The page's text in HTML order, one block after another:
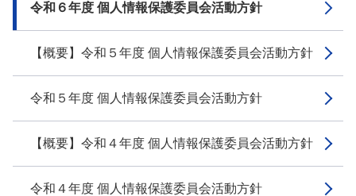
令和６年度 個人情報保護委員会活動方針
【概要】令和５年度 個人情報保護委員会活動方針
令和５年度 個人情報保護委員会活動方針
【概要】令和４年度 個人情報保護委員会活動方針
令和４年度 個人情報保護委員会活動方針